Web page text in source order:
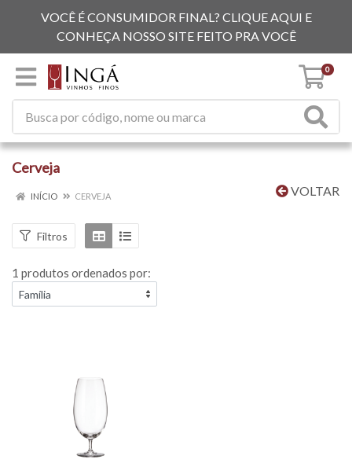
VOCÊ É CONSUMIDOR FINAL? CLIQUE AQUI E
CONHEÇA NOSSO SITE FEITO PRA VOCÊ
0
Cerveja
VOLTAR
INÍCIO CERVEJA
Filtros
1 produtos ordenados por: